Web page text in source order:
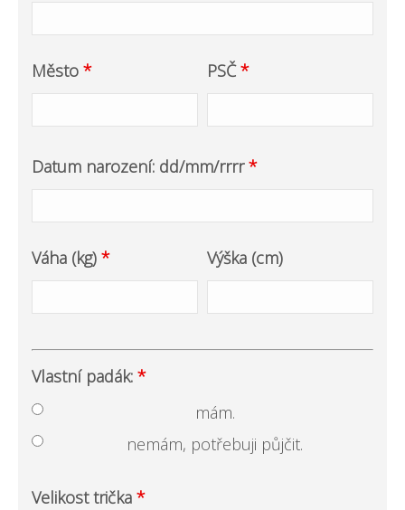
Město * PSČ*
Datum narození: dd/mm/rrrr*
Váha (kg) * Výška (cm)
Vlastní padák: *
mám.
nemám, potřebuji půjčit.
Velikost trička *